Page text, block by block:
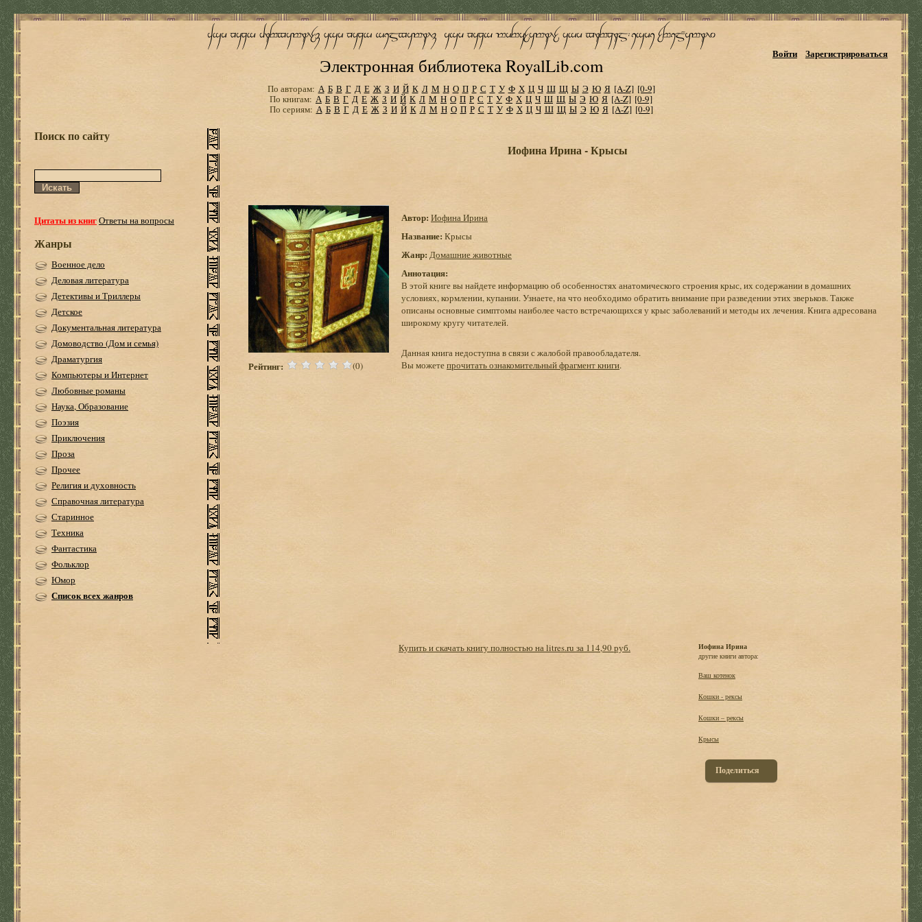
Электронная библиотека RoyalLib.com
Войти Зарегистрироваться
По авторам: А Б В Г Д Е Ж З И Й К Л М Н О П Р С Т У Ф Х Ц Ч Ш Щ Ы Э Ю Я [A-Z] [0-9]
По книгам: А Б В Г Д Е Ж З И Й К Л М Н О П Р С Т У Ф Х Ц Ч Ш Щ Ы Э Ю Я [A-Z] [0-9]
По сериям: А Б В Г Д Е Ж З И Й К Л М Н О П Р С Т У Ф Х Ц Ч Ш Щ Ы Э Ю Я [A-Z] [0-9]
Поиск по сайту
Цитаты из книгОтветы на вопросы
Жанры
Военное дело
Деловая литература
Детективы и Триллеры
Детское
Документальная литература
Домоводство (Дом и семья)
Драматургия
Компьютеры и Интернет
Любовные романы
Наука, Образование
Поэзия
Приключения
Проза
Прочее
Религия и духовность
Справочная литература
Старинное
Техника
Фантастика
Фольклор
Юмор
Список всех жанров
Иофина Ирина - Крысы
Рейтинг: (0)
Автор: Иофина Ирина
Название: Крысы
Жанр: Домашние животные
Аннотация:
В этой книге вы найдете информацию об особенностях анатомического строения крыс, их содержании в домашних
условиях, кормлении, купании. Узнаете, на что необходимо обратить внимание при разведении этих зверьков. Также
описаны основные симптомы наиболее часто встречающихся у крыс заболеваний и методы их лечения. Книга адресована
широкому кругу читателей.
Данная книга недоступна в связи с жалобой правообладателя.
Вы можетепрочитать ознакомительный фрагмент книги.
Купить и скачать книгу полностью на litres.ru за 114,90 руб.
Иофина Ирина
другие книги автора:
Ваш котенок
Кошки - рексы
Кошки – рексы
Крысы
Поделиться